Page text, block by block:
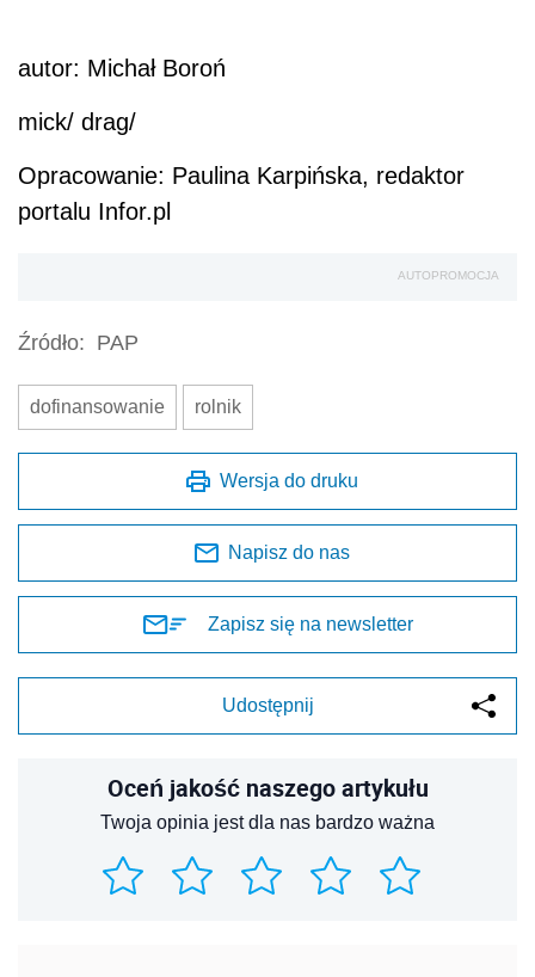
autor: Michał Boroń
mick/ drag/
Opracowanie: Paulina Karpińska, redaktor
portalu Infor.pl
AUTOPROMOCJA
Źródło: PAP
dofinansowanie rolnik
Wersja do druku
Napisz do nas
Zapisz się na newsletter
Udostępnij
Oceń jakość naszego artykułu
Twoja opinia jest dla nas bardzo ważna